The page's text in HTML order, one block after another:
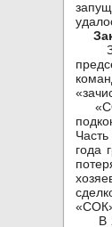
года
В